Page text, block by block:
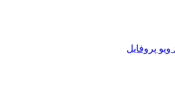
ویو پروفایل